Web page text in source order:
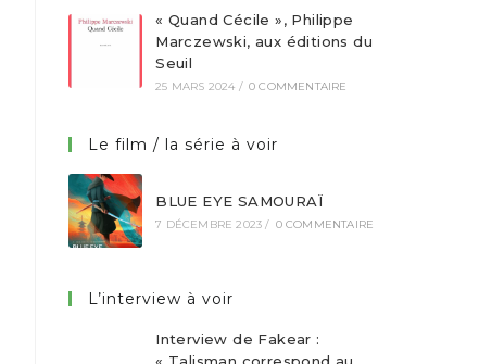
« Quand Cécile », Philippe
Marczewski, aux éditions du
Seuil
25 MARS 2024 / 0 COMMENTAIRE
Le film / la série à voir
BLUE EYE SAMOURAÏ
7 DÉCEMBRE 2023 / 0 COMMENTAIRE
L’interview à voir
Interview de Fakear :